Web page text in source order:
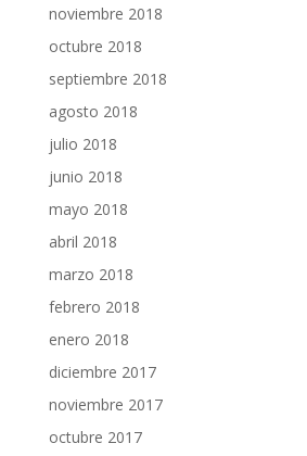
noviembre 2018
octubre 2018
septiembre 2018
agosto 2018
julio 2018
junio 2018
mayo 2018
abril 2018
marzo 2018
febrero 2018
enero 2018
diciembre 2017
noviembre 2017
octubre 2017